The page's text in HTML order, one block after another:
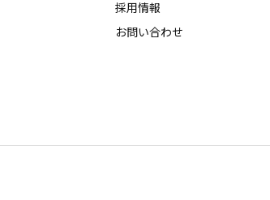
採用情報
お問い合わせ